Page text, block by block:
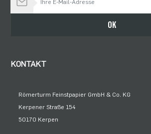
OK
KONTAKT
Römerturm Feinstpapier GmbH & Co. KG
Kerpener Straße 154
50170 Kerpen